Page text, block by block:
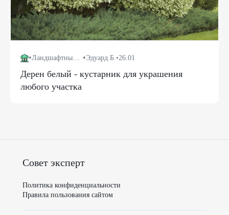
• Ландшафтный дизайн •Эдуард Б.•26.01
Дерен белый - кустарник для украшения
любого участка
Совет эксперт
Политика конфиденциальности
Правила пользования сайтом